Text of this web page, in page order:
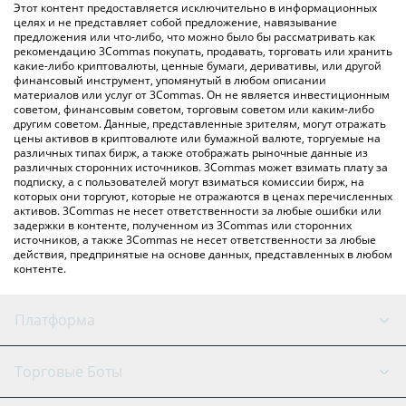
цен Lode, чтобы проверить последние цены на Lode в
основных фиатных и криптовалютах.
Этот контент предоставляется исключительно в информационных
целях и не представляет собой предложение, навязывание
предложения или что-либо, что можно было бы рассматривать как
рекомендацию 3Commas покупать, продавать, торговать или хранить
какие-либо криптовалюты, ценные бумаги, деривативы, или другой
финансовый инструмент, упомянутый в любом описании
материалов или услуг от 3Commas. Он не является инвестиционным
советом, финансовым советом, торговым советом или каким-либо
другим советом. Данные, представленные зрителям, могут отражать
цены активов в криптовалюте или бумажной валюте, торгуемые на
различных типах бирж, а также отображать рыночные данные из
различных сторонних источников. 3Commas может взимать плату за
подписку, а с пользователей могут взиматься комиссии бирж, на
которых они торгуют, которые не отражаются в ценах перечисленных
активов. 3Commas не несет ответственности за любые ошибки или
задержки в контенте, полученном из 3Commas или сторонних
источников, а также 3Commas не несет ответственности за любые
действия, предпринятые на основе данных, представленных в любом
контенте.
Платформа
GRID Бот
Торговые Боты